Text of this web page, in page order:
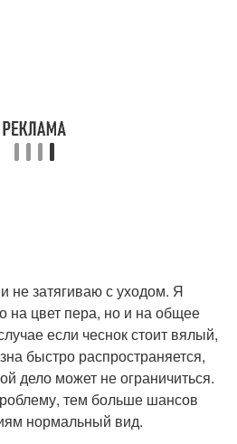
не затягиваю с уходом. Я
на цвет пера, но и на общее
если чеснок стоит вялый,
быстро распространяется,
дело может не ограничиться.
тем больше шансов
нормальный вид.